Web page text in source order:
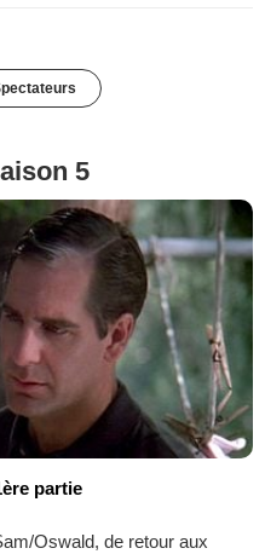
5
partie
Oswald, de retour aux